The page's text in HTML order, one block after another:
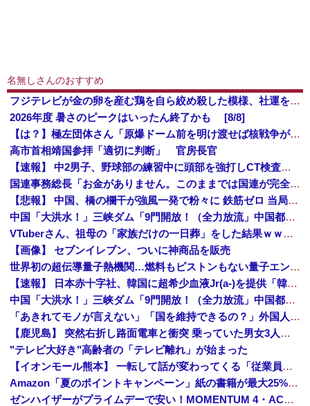
名無しさんのおすすめ
フジテレビが金の卵を産む鶏を自ら絞め殺した模様、社運を賭けたドル箱コンテンツが御蔵入りになってしまい……
2026年度 暑さのピークはいったん終了かも [8/8]
【は？】極左団体さん「原爆ドーム前を明け渡せば核戦争が始まる！」→ 観衆のマジレスが鋭すぎるとネットで話題に → ｗｗｗｗｗｗｗｗｗｗｗｗ
高市首相靖国参拝「適切に判断」 官房長官
【速報】 中2男子、野球部の練習中に頭部を強打しCT検査→70代医師「問題ないです」→中学生死亡「他人のCT画像みてました」
国連事務総長「お金がありません。このままでは国連が完全崩壊します。助けて下さい」
【悲報】 中国、橋の欄干が強風一発で粉々に 鉄筋ゼロ 当局「接着剤でくっつけただけ」「正常で、品質問題はない」
中国「大洪水！」三峡ダム「9門開放！（全力放流」中国都市「三峡沿線の道路水没」中国政府「高速道路封鎖！」中国ダム「緊急放流に合わせて開門（土砂崩れ発生」→
VTuberさん、祖母の「家族だけの一日葬」をした結果ｗｗｗｗｗｗｗ
【画像】 セブンイレブン、ついに神商品を販売
世界初の超伝導量子熱機関…燃料もピストンもない量子エンジンが回った！
【速報】 日本赤十字社、韓国に超希少血液Jr(a-)を提供「韓国内では適合する血液を確保できなかった」※今回で4回目
中国「大洪水！」三峡ダム「9門開放！（全力放流」中国都市「三峡沿線の道路水没」中国政府「高速道路封鎖！」中国ダム「緊急放流に合わせて開門（土砂崩れ発生」→
「あきれてモノが言えない」「国を維持できるの？」外国人の永住許可要件の厳格化で在日中国人の本音は？
【鹿児島】 突然右折し路面電車と衝突 乗っていた男女3人は車を放置しダッシュで逃走中
"テレビ大好き"高齢者の「テレビ離れ」が始まった
【イオンモール熊本】 一転して話が変わってくる「従業員の避難誘導の証言が複数」イオン側が社内規定に抵触していた疑い
Amazon「夏のポイントキャンペーン」紙の書籍が最大25%ポイント還元 対象と条件を整理（2026年7月）
ゼンハイザーがプライムデーで安い！MOMENTUM 4・ACCENTUMなど対象モデルまとめ！